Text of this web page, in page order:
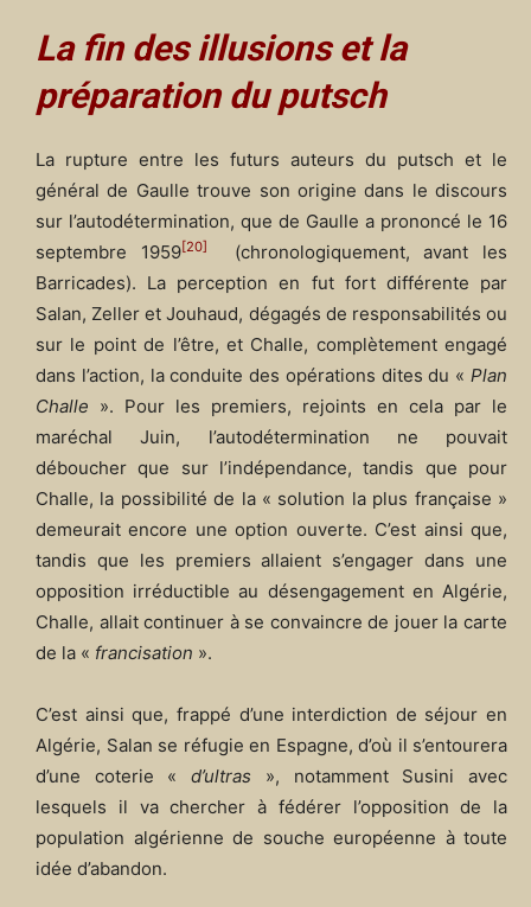
La fin des illusions et la
préparation du putsch
La rupture entre les futurs auteurs du putsch et le
général de Gaulle trouve son origine dans le discours
sur l’autodétermination, que de Gaulle a prononcé le 16
septembre 1959[20]
(chronologiquement, avant les
Barricades). La perception en fut fort différente par
Salan, Zeller et Jouhaud, dégagés de responsabilités ou
sur le point de l’être, et Challe, complètement engagé
dans l’action, la conduite des opérations dites du « Plan
Challe ». Pour les premiers, rejoints en cela par le
maréchal Juin, l’autodétermination ne pouvait
déboucher que sur l’indépendance, tandis que pour
Challe, la possibilité de la « solution la plus française »
demeurait encore une option ouverte. C’est ainsi que,
tandis que les premiers allaient s’engager dans une
opposition irréductible au désengagement en Algérie,
Challe, allait continuer à se convaincre de jouer la carte
de la « francisation ».
C’est ainsi que, frappé d’une interdiction de séjour en
Algérie, Salan se réfugie en Espagne, d’où il s’entourera
d’une coterie «d’ultras », notamment Susini avec
lesquels il va chercher à fédérer l’opposition de la
population algérienne de souche européenne à toute
idée d’abandon.